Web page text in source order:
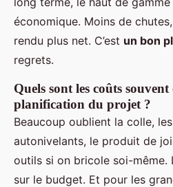
économique. Moins de
rendu plus net. C’est un bon
regrets.
Quels sont les coûts
planification du projet ?
Beaucoup oublient la colle,
autonivelants, le produit de
outils si on bricole soi-même.
sur le budget. Et pour les